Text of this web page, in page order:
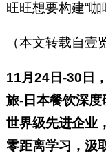
旺旺想要构建“咖
（本文转载自壹
11月24日-30日
旅-日本餐饮深
世界级先进企业
零距离学习，汲